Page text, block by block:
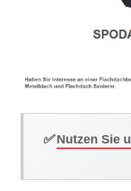
✅Nutzen Sie